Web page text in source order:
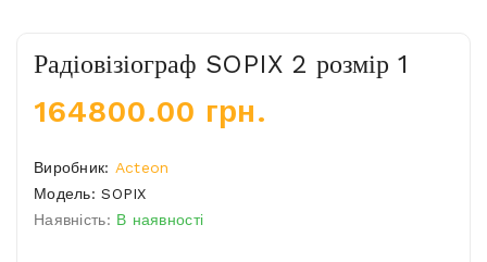
Радіовізіограф SOPIX 2 розмір 1
164800.00 грн.
Виробник: Acteon
Модель:SOPIX
Наявність: В наявності